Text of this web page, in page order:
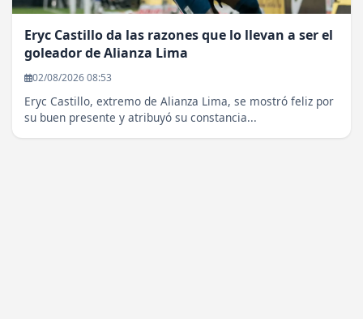
Eryc Castillo da las razones que lo llevan a ser el
goleador de Alianza Lima
02/08/2026 08:53
Eryc Castillo, extremo de Alianza Lima, se mostró feliz por
su buen presente y atribuyó su constancia...